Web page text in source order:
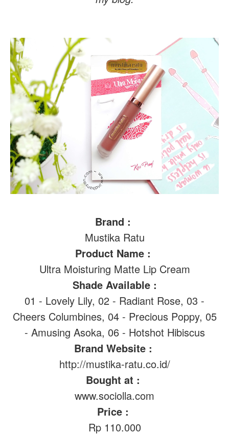
Brand :
Mustika Ratu
Product Name :
Ultra Moisturing Matte Lip Cream
Shade Available :
01 - Lovely Lily, 02 - Radiant Rose, 03 -
Cheers Columbines, 04 - Precious Poppy, 05
- Amusing Asoka, 06 - Hotshot Hibiscus
Brand Website :
http://mustika-ratu.co.id/
Bought at :
www.sociolla.com
Price :
Rp 110.000